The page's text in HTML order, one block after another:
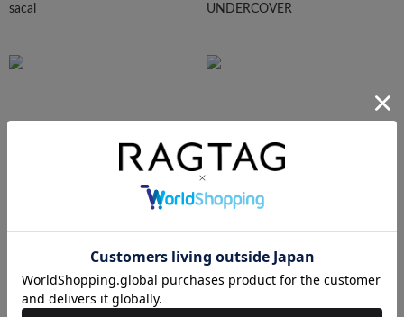
sacai UNDERCOVER
Needles
Ralph Lauren HUMAN MADE